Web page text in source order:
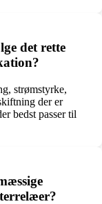
det rette
strømstyrke,
der er
bedst passer til